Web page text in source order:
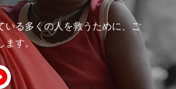
いる多くの人を救うために、ご
ます。